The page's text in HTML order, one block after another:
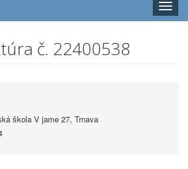
Toggle
č. 22400538
škola V jame 27, Trnava